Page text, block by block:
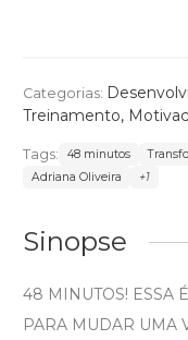
Categorias:
Treinamento,
Tags: 48 minutos
Adriana Oliveira
+1
Sinopse
48 MINUTOS! ESSA
PARA MUDAR UMA